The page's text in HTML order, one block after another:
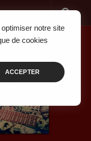
notre site
de cookies
ACCEPTER